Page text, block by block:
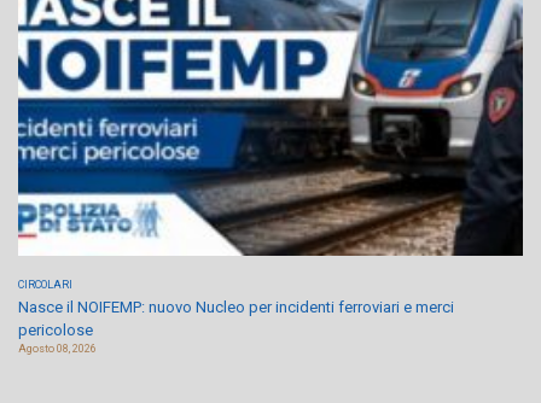
CIRCOLARI
Nasce il NOIFEMP: nuovo Nucleo per incidenti ferroviari e merci
pericolose
Agosto 08, 2026